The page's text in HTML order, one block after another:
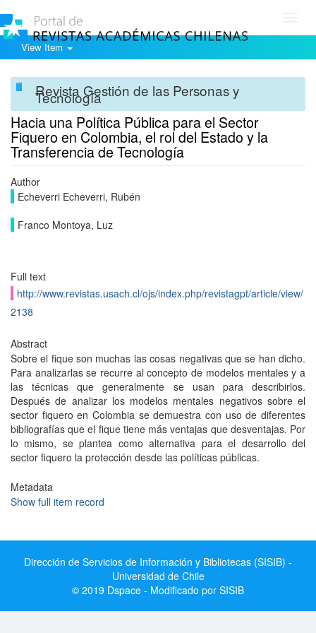
View Item
Revista Gestión de las Personas y
Tecnología
Hacia una Política Pública para el Sector
Fiquero en Colombia, el rol del Estado y la
Transferencia de Tecnología
Author
Echeverri Echeverri, Rubén
Franco Montoya, Luz
Full text
http://www.revistas.usach.cl/ojs/index.php/revistagpt/article/view/
2138
Abstract
Sobre el fique son muchas las cosas negativas que se han dicho.
Para analizarlas se recurre al concepto de modelos mentales y a
las técnicas que generalmente se usan para describirlos.
Después de analizar los modelos mentales negativos sobre el
sector fiquero en Colombia se demuestra con uso de diferentes
bibliografías que el fique tiene más ventajas que desventajas. Por
lo mismo, se plantea como alternativa para el desarrollo del
sector fiquero la protección desde las políticas públicas.
Metadata
Show full item record
Dirección de Servicios de Información y Bibliotecas (SISIB) -
Universidad de Chile
© 2019 Dspace - Modificado por SISIB